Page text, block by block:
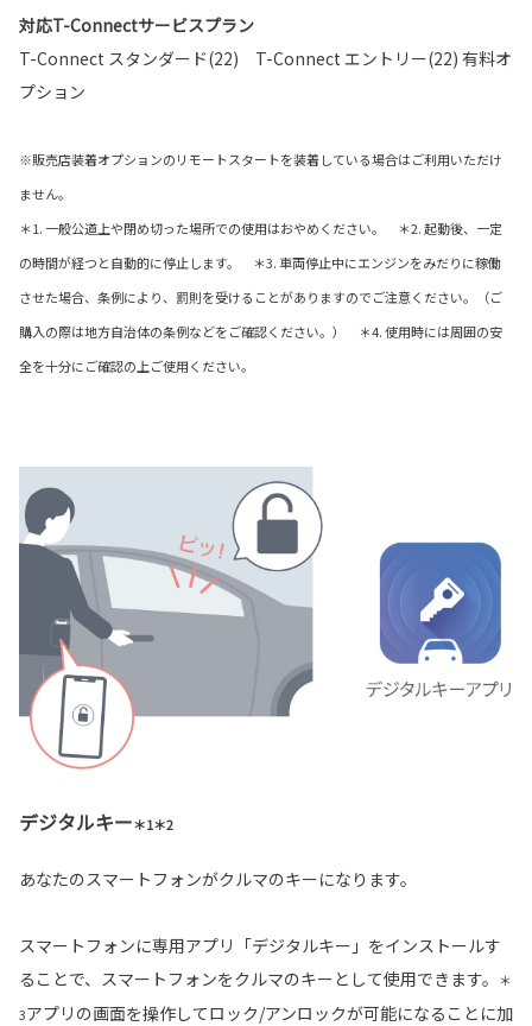
対応T-Connectサービスプラン
T-Connect スタンダード(22) T-Connect エントリー(22) 有料オ
プション
※販売店装着オプションのリモートスタートを装着している場合はご利用いただけ
ません。
＊1. 一般公道上や閉め切った場所での使用はおやめください。 ＊2. 起動後、一定
の時間が経つと自動的に停止します。 ＊3. 車両停止中にエンジンをみだりに稼働
させた場合、条例により、罰則を受けることがありますのでご注意ください。（ご
購入の際は地方自治体の条例などをご確認ください。） ＊4. 使用時には周囲の安
全を十分にご確認の上ご使用ください。
デジタルキー＊1＊2
あなたのスマートフォンがクルマのキーになります。
スマートフォンに専用アプリ「デジタルキー」をインストールす
ることで、スマートフォンをクルマのキーとして使用できます。
＊
3アプリの画面を操作してロック/アンロックが可能になることに加